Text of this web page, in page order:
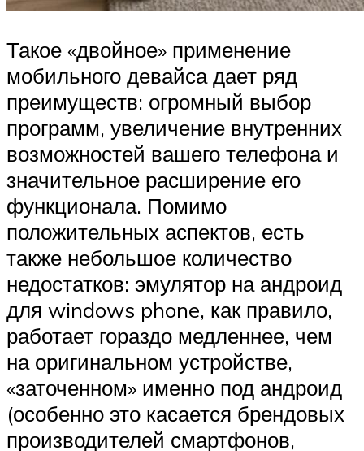
Такое «двойное» применение
мобильного девайса дает ряд
преимуществ: огромный выбор
программ, увеличение внутренних
возможностей вашего телефона и
значительное расширение его
функционала. Помимо
положительных аспектов, есть
также небольшое количество
недостатков: эмулятор на андроид
для windows phone, как правило,
работает гораздо медленнее, чем
на оригинальном устройстве,
«заточенном» именно под андроид
(особенно это касается брендовых
производителей смартфонов,